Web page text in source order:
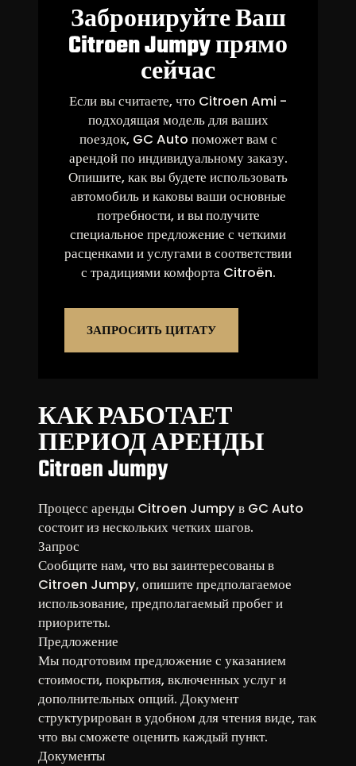
Забронируйте Ваш
Citroen Jumpy прямо
сейчас
Если вы считаете, что Citroen Ami -
подходящая модель для ваших
поездок, GC Auto поможет вам с
арендой по индивидуальному заказу.
Опишите, как вы будете использовать
автомобиль и каковы ваши основные
потребности, и вы получите
специальное предложение с четкими
расценками и услугами в соответствии
с традициями комфорта Citroën.
ЗАПРОСИТЬ ЦИТАТУ
КАК РАБОТАЕТ
ПЕРИОД АРЕНДЫ
Citroen Jumpy
Процесс аренды Citroen Jumpy в GC Auto
состоит из нескольких четких шагов.
Запрос
Сообщите нам, что вы заинтересованы в
Citroen Jumpy, опишите предполагаемое
использование, предполагаемый пробег и
приоритеты.
Предложение
Мы подготовим предложение с указанием
стоимости, покрытия, включенных услуг и
дополнительных опций. Документ
структурирован в удобном для чтения виде, так
что вы сможете оценить каждый пункт.
Документы